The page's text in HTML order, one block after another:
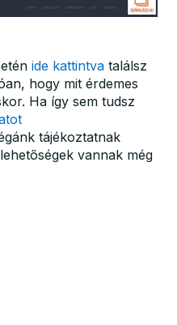
ide kattintva találsz
hogy mit érdemes
Ha így sem tudsz
tájékoztatnak
vannak még